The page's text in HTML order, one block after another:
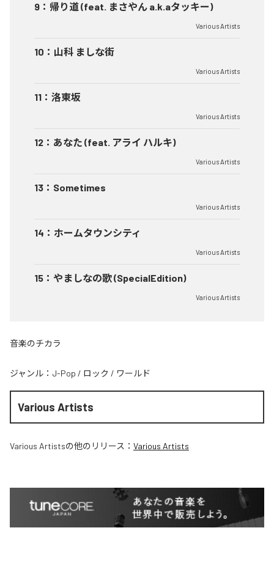
9 ： 帰り道 (feat. まさやん a.k.aタッキー)
Various Artists
10 ： 山科 ましな街
Various Artists
11 ： 洛東坂
Various Artists
12 ： あなた (feat. アライ ハルキ)
Various Artists
13 ： Sometimes
Various Artists
14 ： ホームタウンシティ
Various Artists
15 ： やましなの歌 (SpecialEdition)
Various Artists
音楽のチカラ
ジャンル： J-Pop / ロック / ワールド
Various Artists
Various Artistsの他のリリース： Various Artists